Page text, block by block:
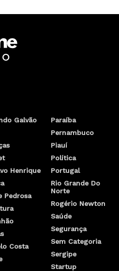
Galvão
Henrique
Pedrosa
Costa
Paraíba
Pernambuco
Piauí
Política
Portugal
Rio Grande Do
Norte
Rogério Newton
Saúde
Segurança
Sem Categoria
Sergipe
Startup